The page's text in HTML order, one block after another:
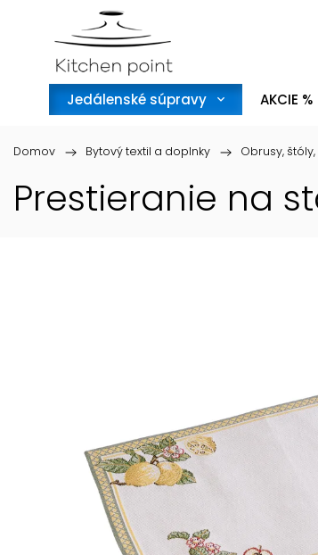
Jedálenské súpravy AKCIE %
Domov / Bytový textil a doplnky / Obrusy,
Prestieranie na